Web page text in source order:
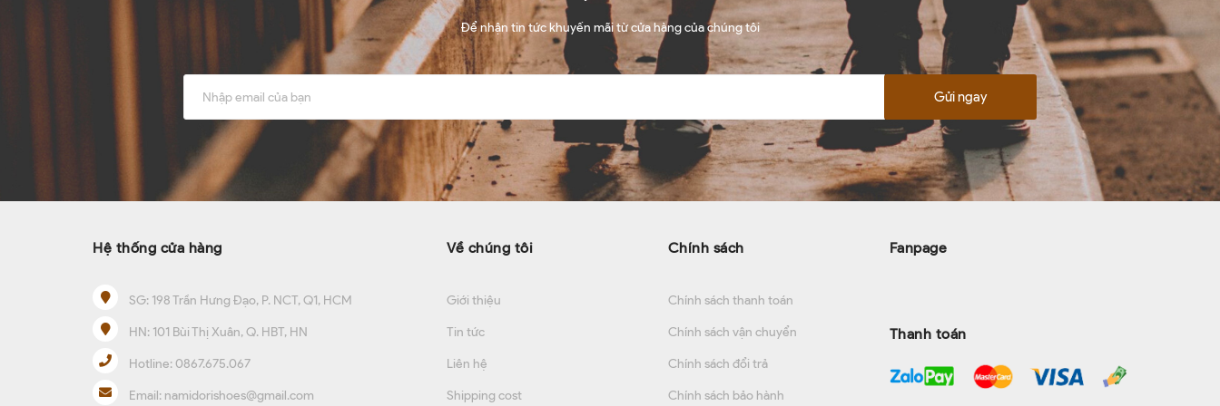
Để nhận tin tức khuyến mãi từ cửa hàng của chúng tôi
Gửi ngay
Hệ thống cửa hàng
SG: 198 Trần Hưng Đạo, P. NCT, Q1, HCM
HN: 101 Bùi Thị Xuân, Q. HBT, HN
Hotline:0867.675.067
Email: namidorishoes@gmail.com
Về chúng tôi
Giới thiệu
Tin tức
Liên hệ
Shipping cost
Chính sách
Chính sách thanh toán
Chính sách vận chuyển
Chính sách đổi trả
Chính sách bảo hành
Fanpage
Thanh toán